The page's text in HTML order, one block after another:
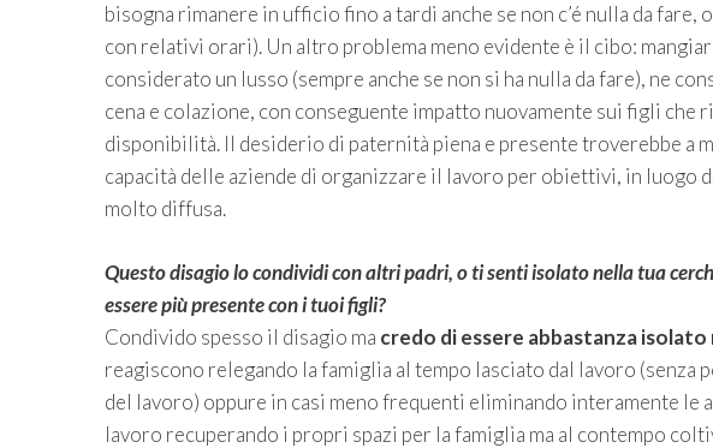
bisogna rimanere in ufficio fino a tardi anche se non c’é nulla da
con relativi orari). Un altro problema meno evidente è il cibo:
considerato un lusso (sempre anche se non si ha nulla da fare), ne
cena e colazione, con conseguente impatto nuovamente sui figli
disponibilità. Il desiderio di paternità piena e presente troverebbe a
capacità delle aziende di organizzare il lavoro per obiettivi, in luogo
molto diffusa.
Questo disagio lo condividi con altri padri, o ti senti isolato nella tua
essere più presente con i tuoi figli?
Condivido spesso il disagio ma credo di essere abbastanza
reagiscono relegando la famiglia al tempo lasciato dal lavoro (senza
del lavoro) oppure in casi meno frequenti eliminando interamente
lavoro recuperando i propri spazi per la famiglia ma al contempo